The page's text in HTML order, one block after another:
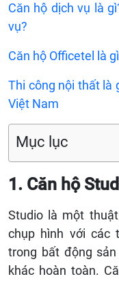
Căn hộ dịch vụ là
vụ?
Căn hộ Officetel là
Thi công nội thất là
Việt Nam
Mục lục
1. Căn hộ
Studio là một
chụp hình với các
trong bất động
khác hoàn toàn.